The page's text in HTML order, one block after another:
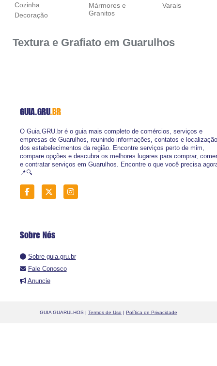
Cozinha
Decoração
Mármores e
Granitos
Varais
Textura e Grafiato em Guarulhos
GUIA.GRU.BR
O Guia.GRU.br é o guia mais completo de comércios, serviços e
empresas de Guarulhos, reunindo informações, contatos e localização
dos estabelecimentos da região. Encontre serviços perto de mim,
compare opções e descubra os melhores lugares para comprar, comer
e contratar serviços em Guarulhos. Encontre o que você precisa
📍🔍
Sobre Nós
Sobre guia.gru.br
Fale Conosco
Anuncie
GUIA GUARULHOS | Termos de Uso Política de Privacidade